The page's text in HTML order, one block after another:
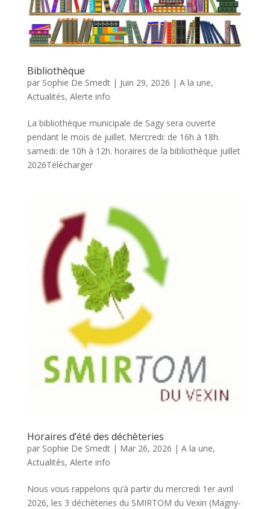
Bibliothèque
par Sophie De Smedt| Juin 29, 2026 | A la une,
Actualités, Alerte info
La bibliothèque municipale de Sagy sera ouverte
pendant le mois de juillet. Mercredi: de 16h à 18h.
samedi: de 10h à 12h. horaires de la bibliothèque juillet
2026Télécharger
Horaires d’été des déchèteries
par Sophie De Smedt| Mar 26, 2026 | A la une,
Actualités, Alerte info
Nous vous rappelons qu’à partir du mercredi 1er avril
2026, les 3 déchèteries du SMIRTOM du Vexin (Magny-